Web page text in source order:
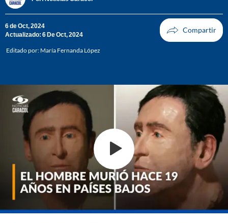
6 de Oct, 2024
Actualizado: 6 De Oct, 2024
Editado por: María Fernanda López